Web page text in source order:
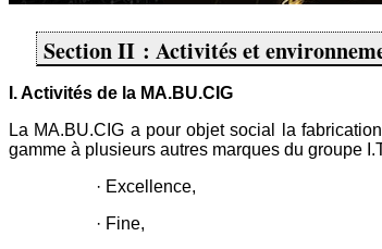
Section II : Activités et
I. Activités de la MA.BU.CIG
La MA.BU.CIG a pour objet social la
gamme à plusieurs autres marques du groupe
· Excellence,
· Fine,